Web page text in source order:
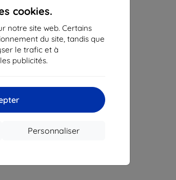
cookies.
notre site web. Certains
du site, tandis que
le trafic et à
publicités.
Personnaliser